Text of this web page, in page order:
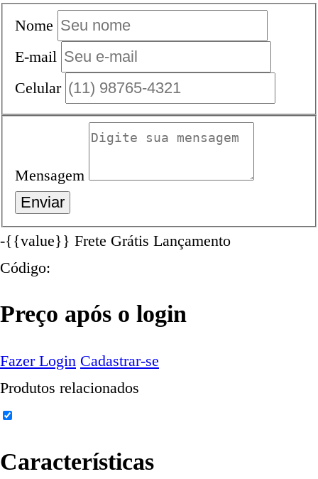
Nome
E-mail
Celular
Mensagem
-{{value}} Frete Grátis Lançamento
Código:
Preço após o login
Fazer Login Cadastrar-se
Produtos relacionados
Características